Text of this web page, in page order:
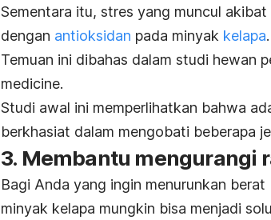
Sementara itu, stres yang muncul
dengan antioksidan pada minyak kelapa.
Temuan ini dibahas dalam studi hewan
medicine.
Studi awal ini memperlihatkan bahwa
berkhasiat dalam mengobati beberapa
3. Membantu mengurangi
Bagi Anda yang ingin menurunkan berat
minyak kelapa mungkin bisa menjadi